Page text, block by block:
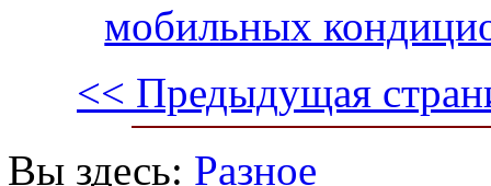
мобильных
<< Предыдущая
Вы здесь: Разное